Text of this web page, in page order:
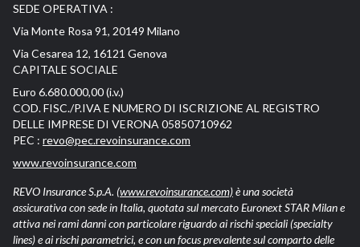
SEDE OPERATIVA :
Via Monte Rosa 91, 20149 Milano
Via Cesarea 12, 16121 Genova
CAPITALE SOCIALE
Euro 6.680.000,00 (i.v.)
COD. FISC./P.IVA E NUMERO DI ISCRIZIONE AL REGISTRO
DELLE IMPRESE DI VERONA 05850710962
PEC : revo@pec.revoinsurance.com
www.revoinsurance.com
REVO Insurance S.p.A. (www.revoinsurance.com)è una società
assicurativa con sede in Italia, quotata sul mercato Euronext STAR Milan e
attiva nei rami danni con particolare riguardo ai rischi speciali (specialty
lines) e ai rischi parametrici, e con un focus prevalente sul comparto delle